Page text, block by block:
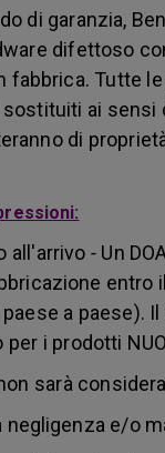
di garanzia,
difettoso
fabbrica. Tutte
sostituiti ai sensi
di
all'arrivo - Un
entro
paese a paese).
i prodotti
sarà
negligenza e/o